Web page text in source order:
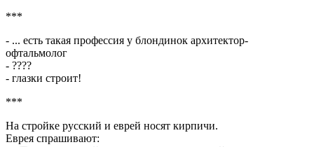
***
- ... есть такая профессия у блондинок архитектор-
офтальмолог
- ????
- глазки строит!
***
Hа стройке русский и еврей носят кирпичи.
Еврея спрашивают: